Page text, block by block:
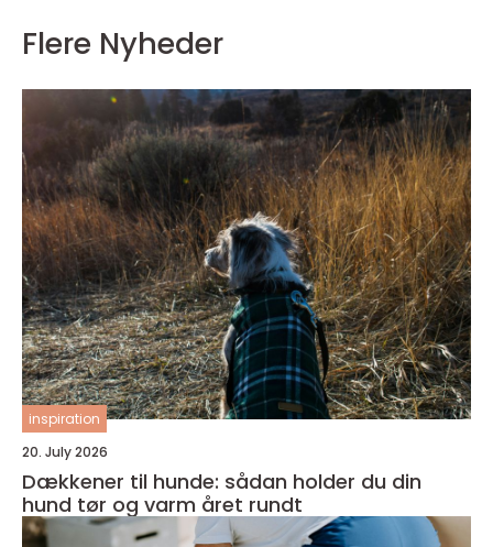
Flere Nyheder
inspiration
20. July 2026
Dækkener til hunde: sådan holder du din
hund tør og varm året rundt